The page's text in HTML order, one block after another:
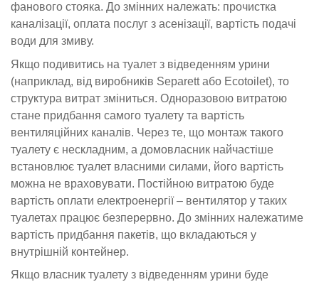
фанового стояка. До змінних належать: прочистка
каналізації, оплата послуг з асенізації, вартість подачі
води для змиву.
Якщо подивитись на туалет з відведенням урини
(наприклад, від виробників Separett або Ecotoilet), то
структура витрат зміниться. Одноразовою витратою
стане придбання самого туалету та вартість
вентиляційних каналів. Через те, що монтаж такого
туалету є нескладним, а домовласник найчастіше
встановлює туалет власними силами, його вартість
можна не враховувати. Постійною витратою буде
вартість оплати електроенергії – вентилятор у таких
туалетах працює безперервно. До змінних належатиме
вартість придбання пакетів, що вкладаються у
внутрішній контейнер.
Якщо власник туалету з відведенням урини буде